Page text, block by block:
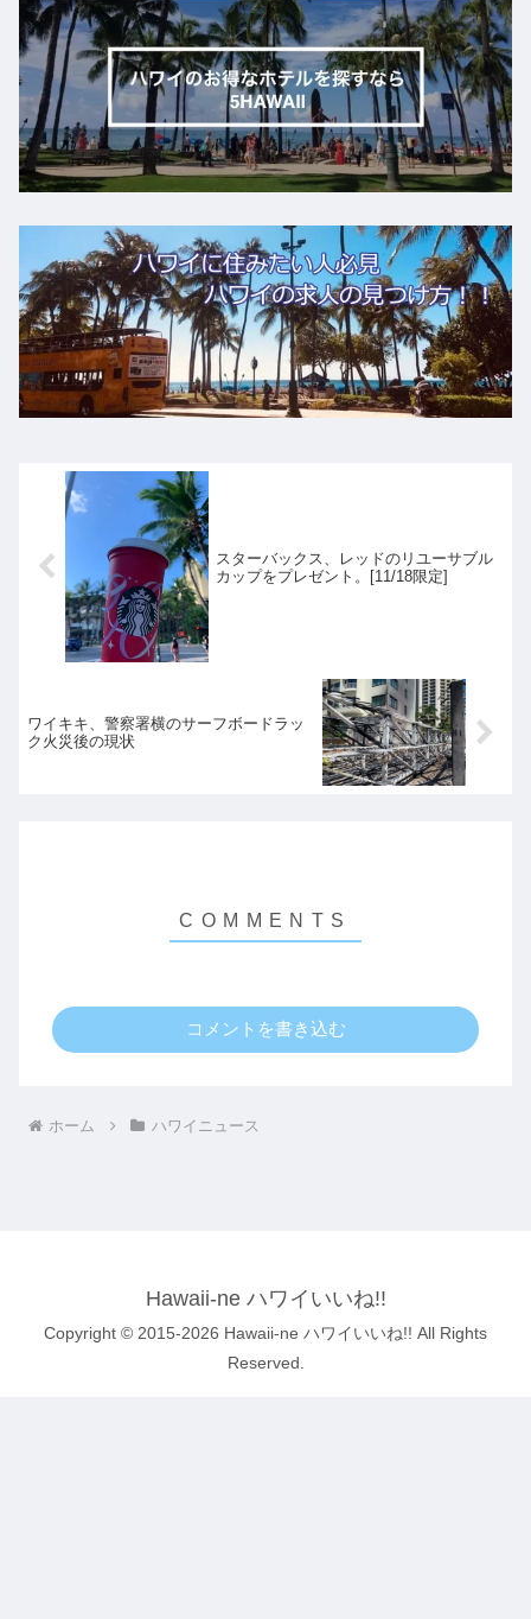
スターバックス、レッドのリユーサブル
カップをプレゼント。[11/18限定]
ワイキキ、警察署横のサーフボードラッ
ク火災後の現状
コメントを書き込む
ホーム ハワイニュース
Hawaii-ne ハワイいいね!!
Copyright © 2015-2026 Hawaii-ne ハワイいいね!! All Rights
Reserved.